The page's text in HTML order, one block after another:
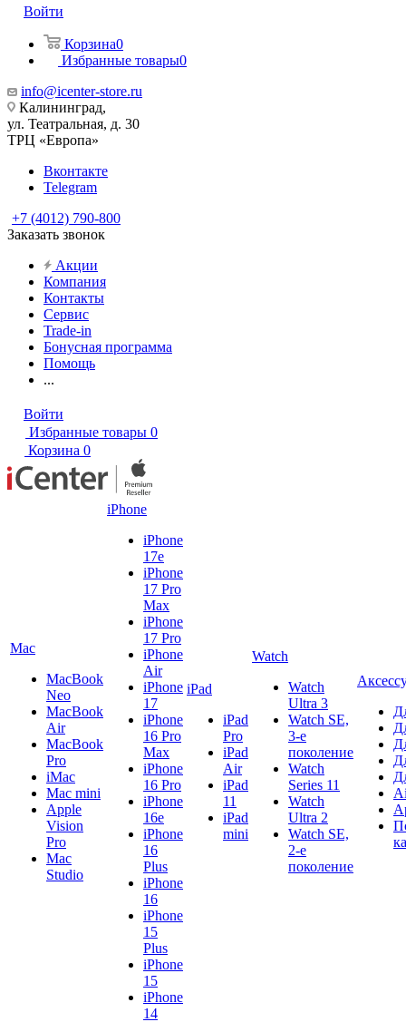
Войти
Корзина0
Избранные товары0
info@icenter-store.ru
Калининград,
ул. Театральная, д. 30
ТРЦ «Европа»
Вконтакте
Telegram
+7 (4012) 790-800
Заказать звонок
Акции
Компания
Контакты
Сервис
Trade-in
Бонусная программа
Помощь
...
Войти
Избранные товары 0
Корзина 0
Mac
MacBook
Neo
MacBook
Air
MacBook
Pro
iMac
Mac mini
Apple
Vision
Pro
Mac
Studio
iPhone
iPhone
17e
iPhone
17 Pro
Max
iPhone
17 Pro
iPhone
Air
iPhone
17
iPhone
16 Pro
Max
iPhone
16 Pro
iPhone
16e
iPhone
16
Plus
iPhone
16
iPhone
15
Plus
iPhone
15
iPhone
14
iPad
iPad
Pro
iPad
Air
iPad
11
iPad
mini
Watch
Watch
Ultra 3
Watch SE,
3-е
поколение
Watch
Series 11
Watch
Ultra 2
Watch SE,
2-е
поколение